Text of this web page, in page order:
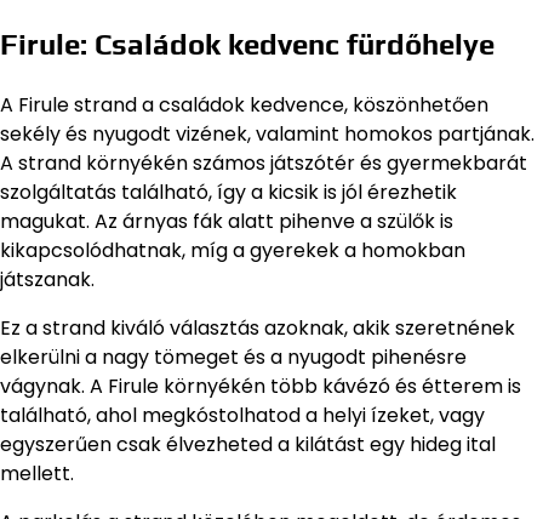
Firule: Családok kedvenc fürdőhelye
A Firule strand a családok kedvence, köszönhetően
sekély és nyugodt vizének, valamint homokos partjának.
A strand környékén számos játszótér és gyermekbarát
szolgáltatás található, így a kicsik is jól érezhetik
magukat. Az árnyas fák alatt pihenve a szülők is
kikapcsolódhatnak, míg a gyerekek a homokban
játszanak.
Ez a strand kiváló választás azoknak, akik szeretnének
elkerülni a nagy tömeget és a nyugodt pihenésre
vágynak. A Firule környékén több kávézó és étterem is
található, ahol megkóstolhatod a helyi ízeket, vagy
egyszerűen csak élvezheted a kilátást egy hideg ital
mellett.